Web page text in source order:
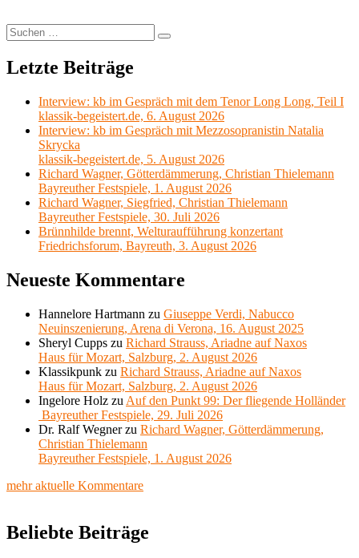
Suchen
nach:
Suchen
Letzte Beiträge
Interview: kb im Gespräch mit dem Tenor Long Long, Teil I
klassik-begeistert.de, 6. August 2026
Interview: kb im Gespräch mit Mezzosopranistin Natalia
Skrycka
klassik-begeistert.de, 5. August 2026
Richard Wagner, Götterdämmerung, Christian Thielemann
Bayreuther Festspiele, 1. August 2026
Richard Wagner, Siegfried, Christian Thielemann
Bayreuther Festspiele, 30. Juli 2026
Brünnhilde brennt, Welturaufführung konzertant
Friedrichsforum, Bayreuth, 3. August 2026
Neueste Kommentare
Hannelore Hartmann zu Giuseppe Verdi, Nabucco
Neuinszenierung, Arena di Verona, 16. August 2025
Sheryl Cupps zu Richard Strauss, Ariadne auf Naxos
Haus für Mozart, Salzburg, 2. August 2026
Klassikpunk zu Richard Strauss, Ariadne auf Naxos
Haus für Mozart, Salzburg, 2. August 2026
Ingelore Holz zu Auf den Punkt 99: Der fliegende Holländer
Bayreuther Festspiele, 29. Juli 2026
Dr. Ralf Wegnerzu Richard Wagner, Götterdämmerung,
Christian Thielemann
Bayreuther Festspiele, 1. August 2026
mehr aktuelle Kommentare
Beliebte Beiträge